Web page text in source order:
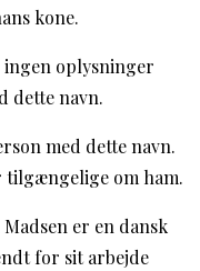
kone.
oplysninger
dette navn.
med dette navn.
om ham.
er en dansk
for sit arbejde